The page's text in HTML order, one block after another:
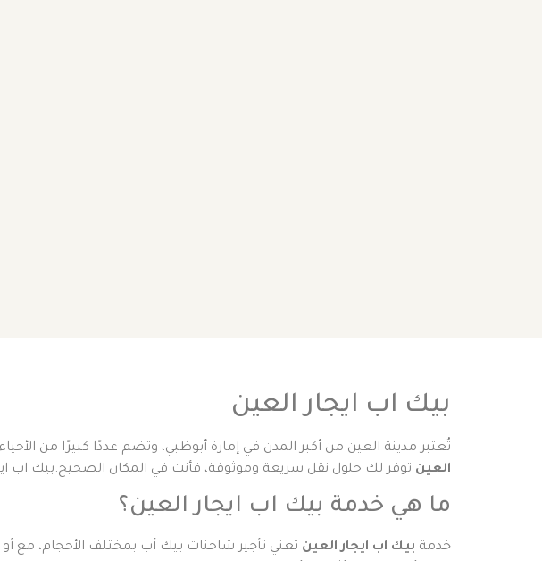
بيك اب ايجار العين
تُعتبر مدينة العين من أكبر المدن في إمارة أبوظبي، وتضم عددًا كبيرًا من
العين توفر لك حلول نقل سريعة وموثوقة، فأنت في المكان الصحيح.بيك اب
ما هي خدمة بيك اب ايجار العين؟
خدمة بيك اب ايجار العين تعني تأجير شاحنات بيك أب بمختلف الأحجام،